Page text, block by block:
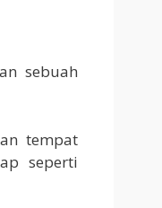
sebuah
tempat
seperti